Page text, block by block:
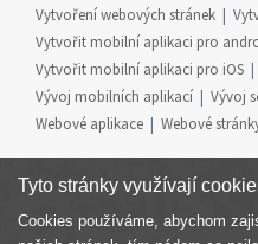
Vytvoření webových stránek
Vytvořit mobilní aplikaci pro
Vytvořit mobilní aplikaci pro iOS
Vývoj mobilních aplikací
Vývoj
Webové aplikace
Webové
Tyto stránky využívají
Cookies používáme, abychom